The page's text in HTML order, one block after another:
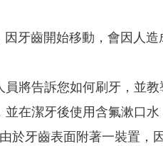
因牙齒開始移動，會因人
員將告訴您如何刷牙，並
在潔牙後使用含氟漱口水
於牙齒表面附著一裝置